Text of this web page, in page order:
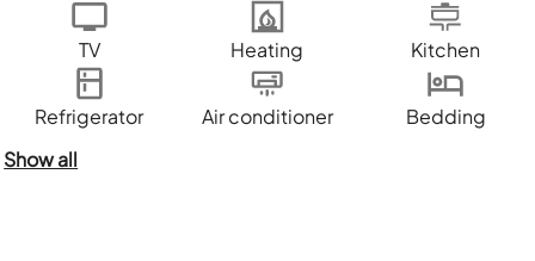
TV Heating Kitchen
Refrigerator Air conditioner
Bedding
Show all